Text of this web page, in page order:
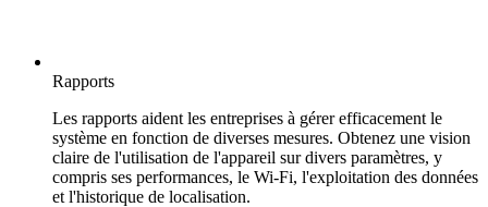
Rapports
Les rapports aident les entreprises à gérer efficacement le
système en fonction de diverses mesures. Obtenez une vision
claire de l'utilisation de l'appareil sur divers paramètres, y
compris ses performances, le Wi-Fi, l'exploitation des données
et l'historique de localisation.